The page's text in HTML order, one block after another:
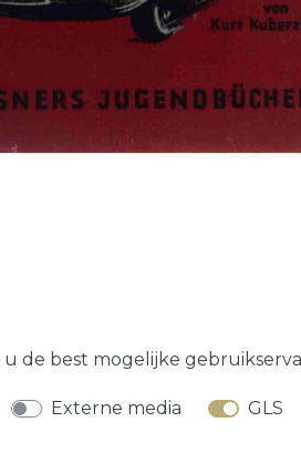
Herroepings­recht
de best mogelijke
Externe media GLS